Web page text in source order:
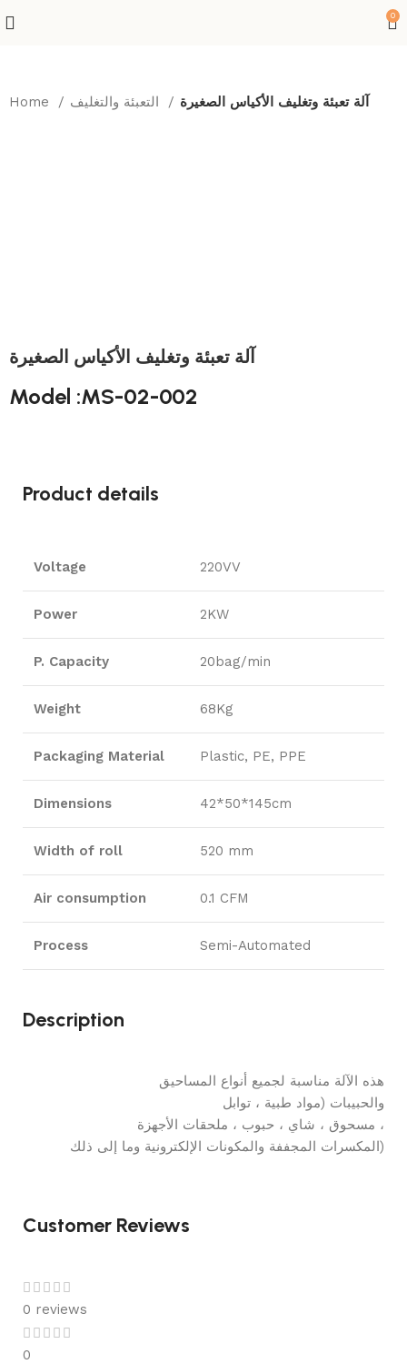
0
Home آلة تعبئة وتغليف الأكياس الصغيرة
آلة تعبئة وتغليف الأكياس الصغيرة
Model :MS-02-002
Product details
Voltage 220VV
Power 2KW
P. Capacity 20bag/min
Weight 68Kg
Packaging Material Plastic, PE, PPE
Dimensions 42*50*145cm
Width of roll 520 mm
Air consumption 0.1 CFM
Process Semi-Automated
Description
هذه الآلة مناسبة لجميع أنواع المساحيق
والحبيبات (مواد طبية ، توابل
مسحوق ، شاي ، حبوب ، ملحقات الأجهزة ،
المكسرات المجففة والمكونات الإلكترونية وما إلى ذلك)
Customer Reviews
0 reviews
0